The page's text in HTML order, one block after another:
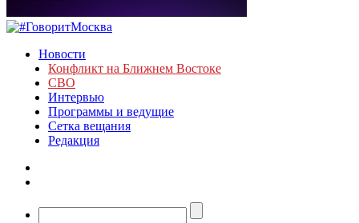
Новости
Конфликт на Ближнем Востоке
СВО
Интервью
Программы и ведущие
Сетка вещания
Редакция